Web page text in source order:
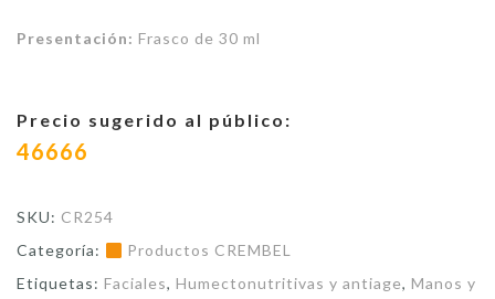
Presentación: Frasco de 30 ml
Precio sugerido al público:
46666
SKU: CR254
Categoría:
Productos CREMBEL
Etiquetas: Faciales, Humectonutritivas y antiage, Manos y